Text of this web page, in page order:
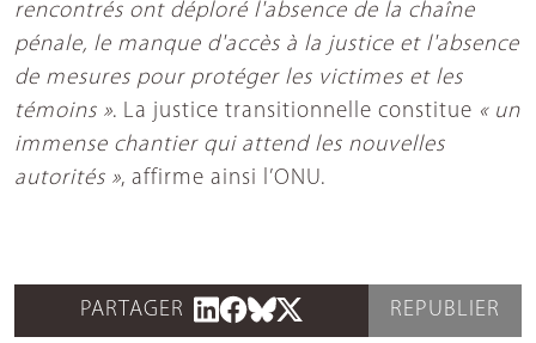
rencontrés ont déploré l'absence de la chaîne
pénale, le manque d'accès à la justice et l'absence
de mesures pour protéger les victimes et les
témoins ». La justice transitionnelle constitue « un
immense chantier qui attend les nouvelles
autorités », affirme ainsi l’ONU.
PARTAGER REPUBLIER